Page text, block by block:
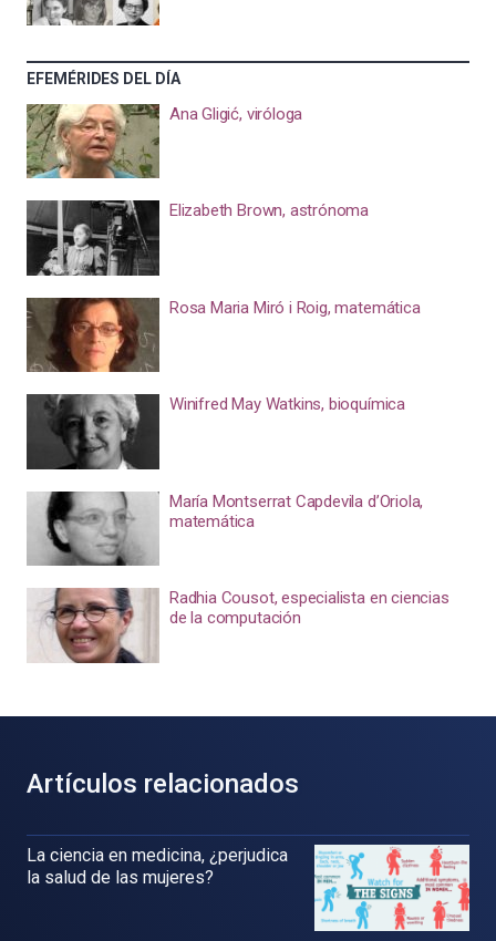
EFEMÉRIDES DEL DÍA
Ana Gligić, viróloga
Elizabeth Brown, astrónoma
Rosa Maria Miró i Roig, matemática
Winifred May Watkins, bioquímica
María Montserrat Capdevila d’Oriola,
matemática
Radhia Cousot, especialista en ciencias
de la computación
Artículos relacionados
La ciencia en medicina, ¿perjudica
la salud de las mujeres?